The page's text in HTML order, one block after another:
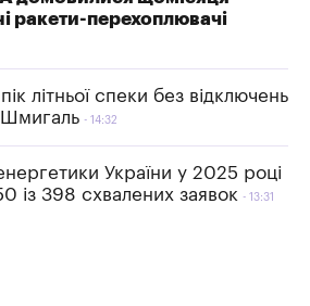
ракети-перехоплювачі
літньої спеки без відключень
Шмигаль
14:32
України у 2025 році
із 398 схвалених заявок
13:31